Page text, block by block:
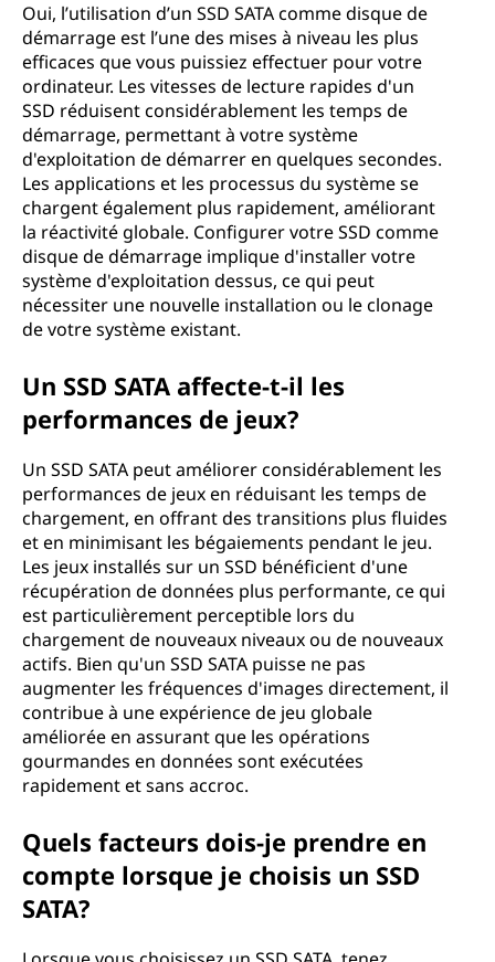
Oui, l’utilisation d’un SSD SATA comme disque de
démarrage est l’une des mises à niveau les plus
efficaces que vous puissiez effectuer pour votre
ordinateur. Les vitesses de lecture rapides d'un
SSD réduisent considérablement les temps de
démarrage, permettant à votre système
d'exploitation de démarrer en quelques secondes.
Les applications et les processus du système se
chargent également plus rapidement, améliorant
la réactivité globale. Configurer votre SSD comme
disque de démarrage implique d'installer votre
système d'exploitation dessus, ce qui peut
nécessiter une nouvelle installation ou le clonage
de votre système existant.
Un SSD SATA affecte-t-il les
performances de jeux?
Un SSD SATA peut améliorer considérablement les
performances de jeux en réduisant les temps de
chargement, en offrant des transitions plus fluides
et en minimisant les bégaiements pendant le jeu.
Les jeux installés sur un SSD bénéficient d'une
récupération de données plus performante, ce qui
est particulièrement perceptible lors du
chargement de nouveaux niveaux ou de nouveaux
actifs. Bien qu'un SSD SATA puisse ne pas
augmenter les fréquences d'images directement, il
contribue à une expérience de jeu globale
améliorée en assurant que les opérations
gourmandes en données sont exécutées
rapidement et sans accroc.
Quels facteurs dois-je prendre en
compte lorsque je choisis un SSD
SATA?